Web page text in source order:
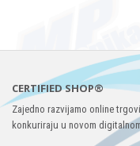
CERTIFIED SHOP®
Zajedno razvijamo online
konkuriraju u novom